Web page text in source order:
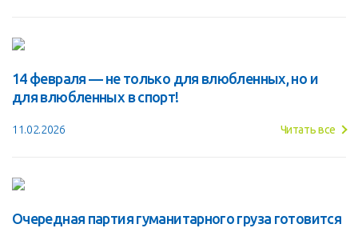
14 февраля — не только для влюбленных, но и
для влюбленных в спорт!
11.02.2026 Читать все
Очередная партия гуманитарного груза готовится